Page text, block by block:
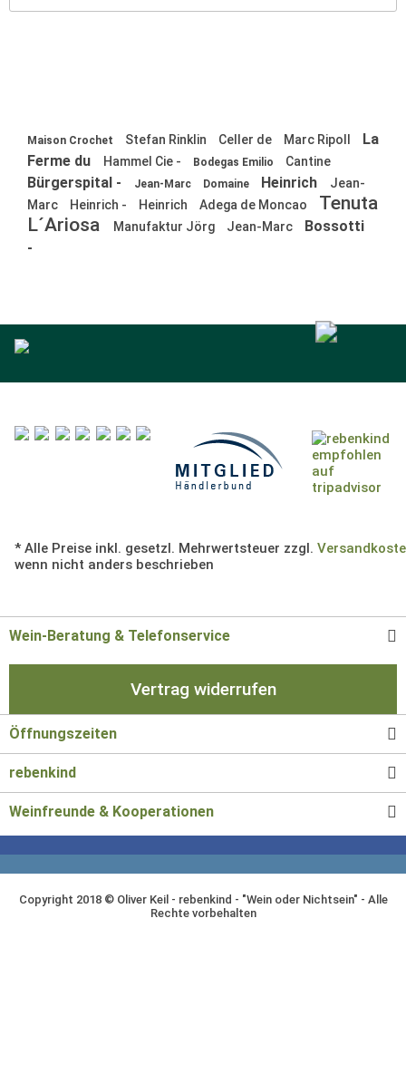
Maison Crochet Stefan Rinklin Celler de Marc Ripoll
La
Ferme du
Hammel Cie - Bodegas Emilio Cantine
Bürgerspital - Jean-Marc Domaine Heinrich
Jean-
Marc
Heinrich - Heinrich Adega de Moncao
Tenuta
L´Ariosa
Manufaktur Jörg Jean-Marc
Bossotti
-
* Alle Preise inkl. gesetzl. Mehrwertsteuer zzgl.
wenn nicht anders beschrieben
Wein-Beratung & Telefonservice
Vertrag widerrufen
Öffnungszeiten
rebenkind
Weinfreunde & Kooperationen
Copyright 2018 © Oliver Keil - rebenkind - "Wein oder Nichtsein" - Alle
Rechte vorbehalten